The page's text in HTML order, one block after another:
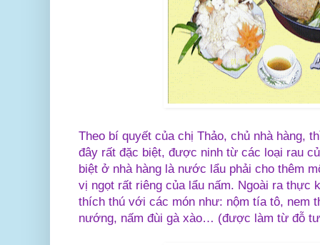
Theo bí quyết của chị Thảo, chủ nhà hàng,
đây rất đặc biệt, được ninh từ các loại rau
biệt ở nhà hàng là nước lẩu phải cho thêm
vị ngọt rất riêng của lẩu nấm. Ngoài ra thực
thích thú với các món như: nộm tía tô, nem
nướng, nấm đùi gà xào… (được làm từ đỗ